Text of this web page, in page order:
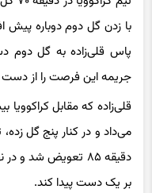
پاس قلی‌زاده به گل دوم
جریمه این فرصت را از
قلی‌زاده که مقابل
می‌داد و در کنار پنج گل
دقیقه ۸۵ تعویض شد
بر یک دست پیدا کند.